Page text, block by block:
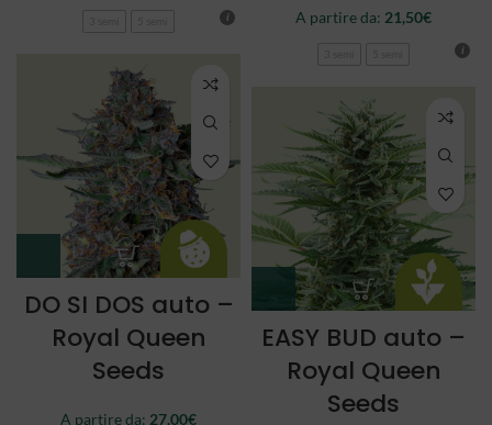
A partire da: 21,50€
DO SI DOS auto –
Royal Queen
Seeds
A partire da: 27,00€
EASY BUD auto –
Royal Queen
Seeds